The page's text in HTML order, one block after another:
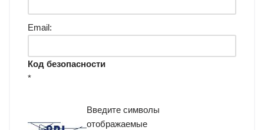
Email:
Код безопасности
*
Введите символы
отображаемые